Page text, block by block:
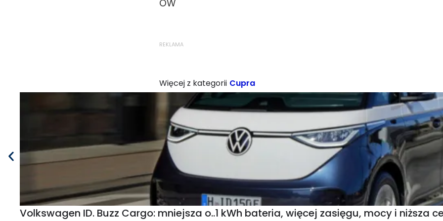
OW
REKLAMA
Więcej z kategorii Cupra
Volkswagen ID. Buzz Cargo: mniejsza o..1 kWh bateria, więcej zasięgu, mocy i niższa